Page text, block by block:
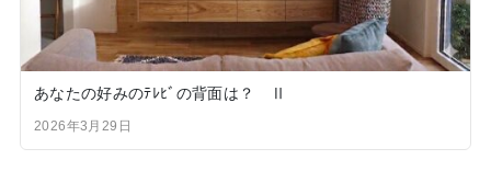
あなたの好みのﾃﾚﾋﾞの背面は？ Ⅱ
2026年3月29日